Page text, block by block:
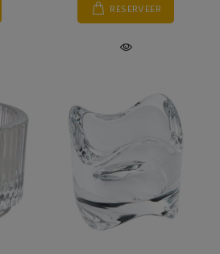
RESERVEER